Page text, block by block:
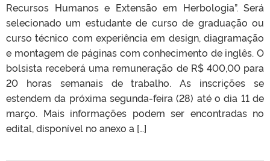
Recursos Humanos e Extensão em Herbologia”. Será
selecionado um estudante de curso de graduação ou
curso técnico com experiência em design, diagramação
e montagem de páginas com conhecimento de inglês. O
bolsista receberá uma remuneração de R$ 400,00 para
20 horas semanais de trabalho. As inscrições se
estendem da próxima segunda-feira (28) até o dia 11 de
março. Mais informações podem ser encontradas no
edital, disponível no anexo a […]